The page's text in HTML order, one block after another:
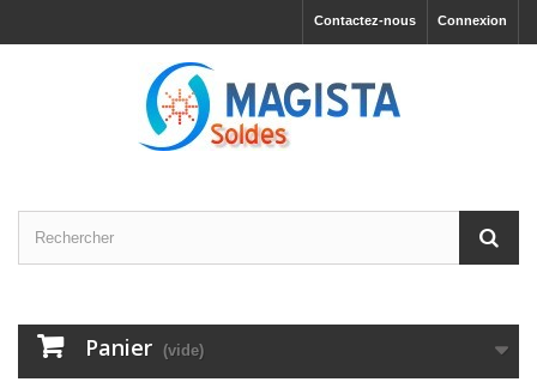
Connexion
Contactez-nous
Panier (vide)